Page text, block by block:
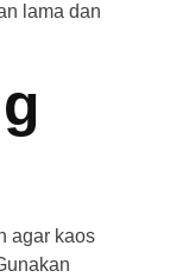
lama dan
agar kaos